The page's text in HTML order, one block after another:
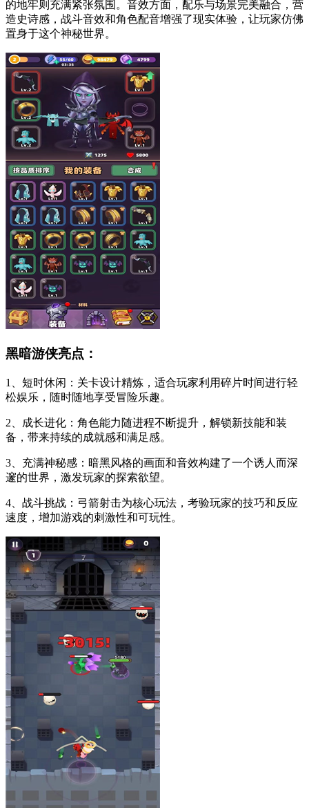
的地牢则充满紧张氛围。音效方面，配乐与场景完美融合，营
造史诗感，战斗音效和角色配音增强了现实体验，让玩家仿佛
置身于这个神秘世界。
黑暗游侠亮点：
1、短时休闲：关卡设计精炼，适合玩家利用碎片时间进行轻
松娱乐，随时随地享受冒险乐趣。
2、成长进化：角色能力随进程不断提升，解锁新技能和装
备，带来持续的成就感和满足感。
3、充满神秘感：暗黑风格的画面和音效构建了一个诱人而深
邃的世界，激发玩家的探索欲望。
4、战斗挑战：弓箭射击为核心玩法，考验玩家的技巧和反应
速度，增加游戏的刺激性和可玩性。